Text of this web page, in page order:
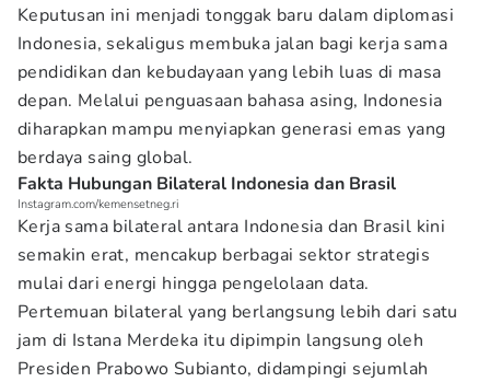
Keputusan ini menjadi tonggak baru dalam diplomasi
Indonesia, sekaligus membuka jalan bagi kerja sama
pendidikan dan kebudayaan yang lebih luas di masa
depan. Melalui penguasaan bahasa asing, Indonesia
diharapkan mampu menyiapkan generasi emas yang
berdaya saing global.
Fakta Hubungan Bilateral Indonesia dan Brasil
Instagram.com/kemensetneg.ri
Kerja sama bilateral antara Indonesia dan Brasil kini
semakin erat, mencakup berbagai sektor strategis
mulai dari energi hingga pengelolaan data.
Pertemuan bilateral yang berlangsung lebih dari satu
jam di Istana Merdeka itu dipimpin langsung oleh
Presiden Prabowo Subianto, didampingi sejumlah